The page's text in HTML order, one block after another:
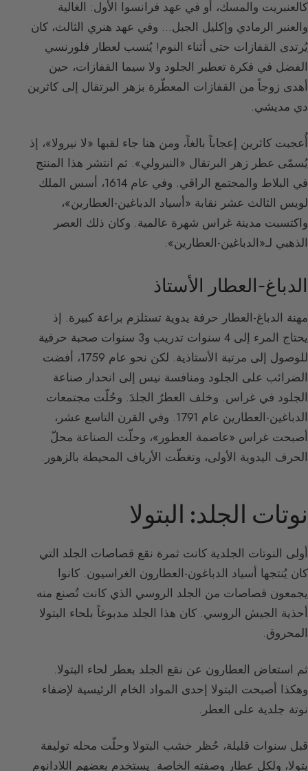
كالعنبريت والمسك، أو في عهد فرانسوا الأول: الغالية
والعنبر الرمادي وإكليل الجبل… وفي عهد هنري الثالث، كان
يُرتدى القفازات حتى أثناء النوم! يُنسب لعطار فلورنسي
الفضل في فكرة تعطير الجلود ولا سيما القفازات، حين
أهدى زوجاً من القفازات المعطّرة بزهر البرتقال إلى كاثرين
دي مديشي.
أُعجبت كاثرين إعجاباً بالغاً، ومن هنا جاء لقبها «لا نيرولا»، إذ
يُسمّى عطر زهر البرتقال «النيرولي». ثم انتشر هذا المنتج
في البلاط والمجتمع الراقي. وفي عام 1614، أسس الملك
لويس الثالث عشر نقابة «أسياد الدباغين-العطارين»،
واكتسبت مدينة غراس شهرة عالمية. وكان ذلك العصر
الذهبي لـ«الدباغين-العطارين».
الدباغ-العطار الأستاذ
مهنة الدباغ-العطار حرفة يدوية تستلزم براعة كبيرة. إذ
يحتاج المرء إلى 4 سنوات تدريب و3 سنوات صحبة حرفية
للوصول إلى مرتبة الأستاذية. لكن نحو عام 1759، أفضت
الضرائب على الجلود ومنافسة نيس إلى انحدار صناعة
الجلود في غراس. وخلف العطرُ الجلدَ. وحُلّت مجتمعات
الدباغين-العطارين عام 1791. وفي القرن التاسع عشر،
أصبحت غراس «عاصمة العطور»، وحلّت الصناعة محلّ
الحرف اليدوية الأولى، وتغطّت الأرياف المحيطة بالزهور.
نوتات الجلد: البتولا
أولى النوتات الجلدية كانت ثمرة نقع قصاصات الجلد التي
كان يُنتجها أسياد الدباغون-العطارون الغراسيون. كانوا
يجمعون قصاصات من الجلد الروسي الذي كانت تُصنع منه
أحذية الجيش الروسي. كان هذا الجلد مدبوغاً بلحاء البتولا
المحروق.
ثم استعاض العطارون عن نقع الجلد بعطر لحاء البتولا.
وهكذا أصبحت البتولا إحدى المواد الخام الرئيسية لإضفاء
نوتة جلدية على العطر.
قبل سنوات قليلة، حُظر خشب البتولا وحلّت محله توليفة
بتولا، ولكل عطار وصفته الخاصة. يستخدم بعضهم اللادانوم